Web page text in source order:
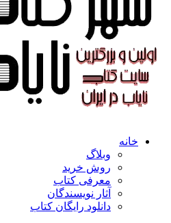
خانه
وبلاگ
روش خرید
معرفی کتاب
آثار نویسندگان
دانلود رایگان کتاب